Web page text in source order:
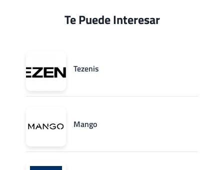
Te Puede Interesar
Tezenis
Mango